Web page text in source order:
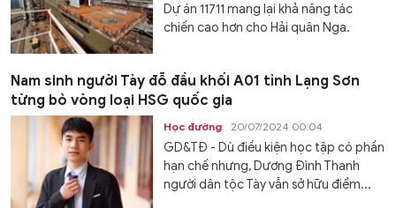
Dự án 11711 mang lại khả năng tác
chiến cao hơn cho Hải quân Nga.
Nam sinh người Tày đỗ đầu khối A01 tỉnh Lạng Sơn
từng bỏ vòng loại HSG quốc gia
Học đường 20/07/2024 00:04
GD&TĐ - Dù điều kiện học tập có phần
hạn chế nhưng, Dương Đình Thanh
người dân tộc Tày vẫn sở hữu điểm...